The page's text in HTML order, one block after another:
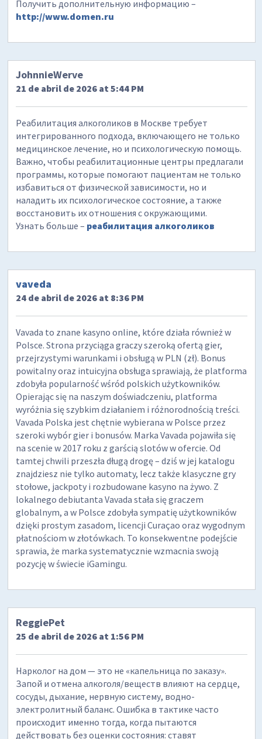
Получить дополнительную информацию –
http://www.domen.ru
JohnnieWerve
21 de abril de 2026 at 5:44 PM
Реабилитация алкоголиков в Москве требует
интегрированного подхода, включающего не только
медицинское лечение, но и психологическую помощь.
Важно, чтобы реабилитационные центры предлагали
программы, которые помогают пациентам не только
избавиться от физической зависимости, но и
наладить их психологическое состояние, а также
восстановить их отношения с окружающими.
Узнать больше – реабилитация алкоголиков
vaveda
24 de abril de 2026 at 8:36 PM
Vavada to znane kasyno online, które działa również w
Polsce. Strona przyciąga graczy szeroką ofertą gier,
przejrzystymi warunkami i obsługą w PLN (zł). Bonus
powitalny oraz intuicyjna obsługa sprawiają, że platforma
zdobyła popularność wśród polskich użytkowników.
Opierając się na naszym doświadczeniu, platforma
wyróżnia się szybkim działaniem i różnorodnością treści.
Vavada Polska jest chętnie wybierana w Polsce przez
szeroki wybór gier i bonusów. Marka Vavada pojawiła się
na scenie w 2017 roku z garścią slotów w ofercie. Od
tamtej chwili przeszła długą drogę – dziś w jej katalogu
znajdziesz nie tylko automaty, lecz także klasyczne gry
stołowe, jackpoty i rozbudowane kasyno na żywo. Z
lokalnego debiutanta Vavada stała się graczem
globalnym, a w Polsce zdobyła sympatię użytkowników
dzięki prostym zasadom, licencji Curaçao oraz wygodnym
płatnościom w złotówkach. To konsekwentne podejście
sprawia, że marka systematycznie wzmacnia swoją
pozycję w świecie iGamingu.
ReggiePet
25 de abril de 2026 at 1:56 PM
Нарколог на дом — это не «капельница по заказу».
Запой и отмена алкоголя/веществ влияют на сердце,
сосуды, дыхание, нервную систему, водно-
электролитный баланс. Ошибка в тактике часто
происходит именно тогда, когда пытаются
действовать без оценки состояния: ставят